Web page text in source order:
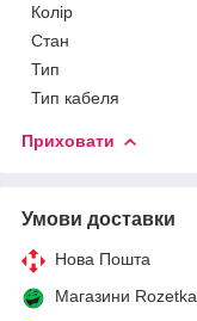
Колір
Стан
Тип
Тип кабеля
Приховати
Умови доставки
Нова Пошта
Магазини Rozetka